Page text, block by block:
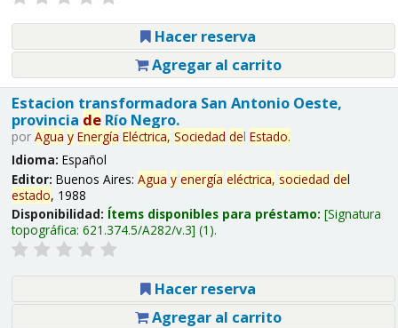
Hacer reserva
Agregar al carrito
Estacion transformadora San Antonio Oeste,
provincia deRío Negro.
por Agua y Energía Eléctrica, Sociedad del Estado.
Idioma: Español
Editor: Buenos Aires: Agua y energía eléctrica, sociedad del
estado, 1988
Disponibilidad: Ítems disponibles para préstamo: Signatura
topográfica: 621.374.5/A282/v.3 (1).
Hacer reserva
Agregar al carrito